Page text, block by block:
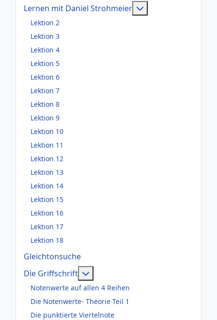
Lernen mit Daniel Strohmeier
Lektion 2
Lektion 3
Lektion 4
Lektion 5
Lektion 6
Lektion 7
Lektion 8
Lektion 9
Lektion 10
Lektion 11
Lektion 12
Lektion 13
Lektion 14
Lektion 15
Lektion 16
Lektion 17
Lektion 18
Gleichtonsuche
Die Griffschrift
Notenwerte auf allen 4 Reihen
Die Notenwerte- Theorie Teil 1
Die punktierte Viertelnote